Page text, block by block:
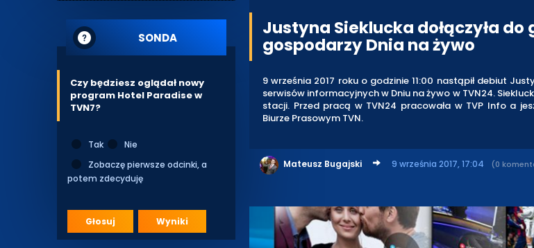
SONDA
Czy będziesz oglądał nowy
program Hotel Paradise w
TVN7?
Tak
Nie
Zobaczę pierwsze odcinki, a
potem zdecyduję
Głosuj Wyniki
Justyna Sieklucka dołączyła do
gospodarzy Dnia na żywo
9 września 2017 roku o godzinie 11:00 nastąpił debiut
serwisów informacyjnych w Dniu na żywo w TVN24.
stacji. Przed pracą w TVN24 pracowała w TVP Info a
Biurze Prasowym TVN.
Mateusz Bugajski 9 września 2017, 17:04 (0